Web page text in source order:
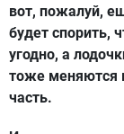
вот, пожалуй,
будет спорить,
угодно, а
тоже меняются
часть.